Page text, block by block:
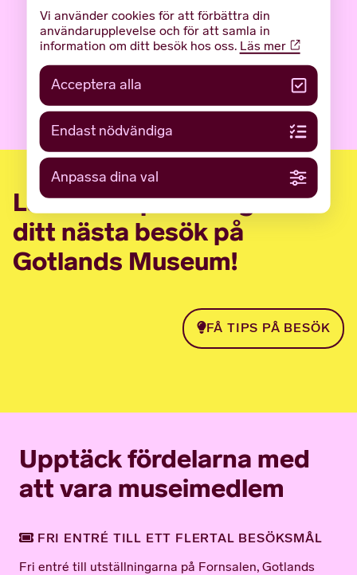
LÄS FLER NYHETER
Låt oss inspirera dig inför
ditt nästa besök på
Gotlands Museum!
FÅ TIPS PÅ BESÖK
Upptäck fördelarna med
att vara museimedlem
FRI ENTRÉ TILL ETT FLERTAL BESÖKSMÅL
Fri entré till utställningarna på Fornsalen, Gotlands
Vi använder cookies för att förbättra din
användarupplevelse och för att samla in
information om ditt besök hos oss. Läs mer
Acceptera alla
Endast nödvändiga
Anpassa dina val